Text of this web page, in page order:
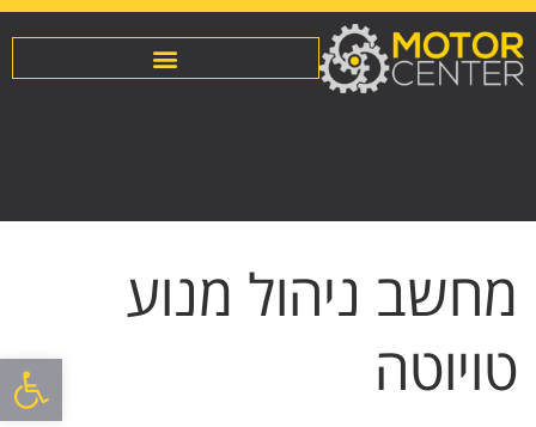
פתח
מחשב ניהול מנוע
טויוטה